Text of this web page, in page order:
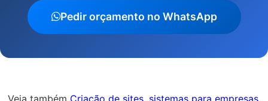
Pedir orçamento no WhatsApp
Veja também Criação de sites, sistemas para empresas,